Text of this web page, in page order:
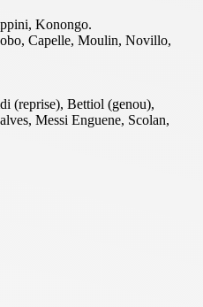
Konongo.
Capelle, Moulin, Novillo,
(reprise), Bettiol (genou),
Messi Enguene, Scolan,